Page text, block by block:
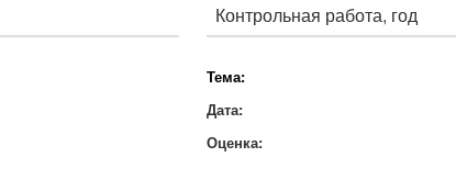
Контрольная работа, год
Тема:
Дата:
Оценка: